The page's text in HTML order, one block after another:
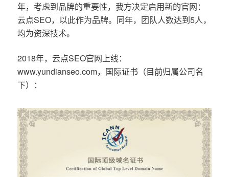
年，考虑到品牌的重要性，我方决定启用新的官网：
云点SEO，以此作为品牌。同年，团队人数达到5人，
均为资深技术。
2018年，云点SEO官网上线：
www.yundianseo.com，国际证书（目前归属公司名
下）：